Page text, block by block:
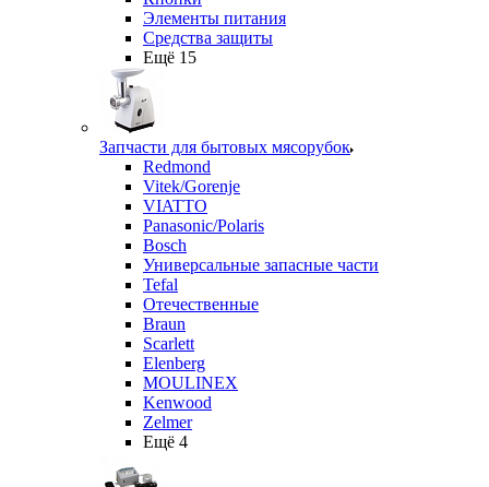
Элементы питания
Средства защиты
Ещё 15
Запчасти для бытовых мясорубок
Redmond
Vitek/Gorenje
VIATTO
Panasonic/Polaris
Bosch
Универсальные запасные части
Tefal
Отечественные
Braun
Scarlett
Elenberg
MOULINEX
Kenwood
Zelmer
Ещё 4